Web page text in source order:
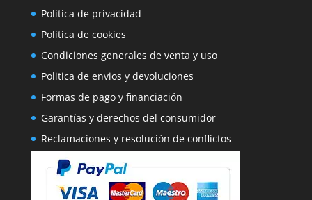
Política de privacidad
Política de cookies
Condiciones generales de venta y uso
Politica de envios y devoluciones
Formas de pago y financiación
Garantías y derechos del consumidor
Reclamaciones y resolución de conflictos